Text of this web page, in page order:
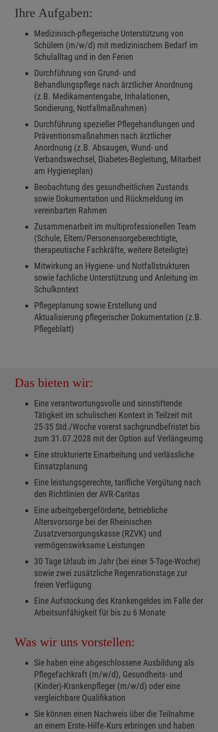
Ihre Aufgaben:
Medizinisch-pflegerische Unterstützung von
Schülern (m/w/d) mit medizinischem Bedarf im
Schulalltag und in den Ferien
Durchführung von Grund- und
Behandlungspflege nach ärztlicher Anordnung
(z.B. Medikamentengabe, Inhalationen,
Sondierung, Notfallmaßnahmen)
Durchführung spezieller Pflegehandlungen und
Präventionsmaßnahmen nach ärztlicher
Anordnung (z.B. Absaugen, Wund- und
Verbandswechsel, Diabetes-Begleitung, Mitarbeit
am Hygieneplan)
Beobachtung des gesundheitlichen Zustands
sowie Dokumentation und Rückmeldung im
vereinbarten Rahmen
Zusammenarbeit im multiprofessionellen Team
(Schule, Eltern/Personensorgeberechtigte,
therapeutische Fachkräfte, weitere Beteiligte)
Mitwirkung an Hygiene- und Notfallstrukturen
sowie fachliche Unterstützung und Anleitung im
Schulkontext
Pflegeplanung sowie Erstellung und
Aktualisierung pflegerischer Dokumentation (z.B.
Pflegeblatt)
Das bieten wir:
Eine verantwortungsvolle und sinnstiftende
Tätigkeit im schulischen Kontext in Teilzeit mit
25-35 Std./Woche vorerst sachgrundbefristet bis
zum 31.07.2028 mit der Option auf Verlängeurng
Eine strukturierte Einarbeitung und verlässliche
Einsatzplanung
Eine leistungsgerechte, tarifliche Vergütung nach
den Richtlinien der AVR-Caritas
Eine arbeitgebergeförderte, betriebliche
Altersvorsorge bei der Rheinischen
Zusatzversorgungskasse (RZVK) und
vermögenswirksame Leistungen
30 Tage Urlaub im Jahr (bei einer 5-Tage-Woche)
sowie zwei zusätzliche Regenrationstage zur
freien Verfügung
Eine Aufstockung des Krankengeldes im Falle der
Arbeitsunfähigkeit für bis zu 6 Monate
Was wir uns vorstellen:
Sie haben eine abgeschlossene Ausbildung als
Pflegefachkraft (m/w/d), Gesundheits- und
(Kinder)-Krankenpfleger (m/w/d) oder eine
vergleichbare Qualifikation
Sie können einen Nachweis über die Teilnahme
an einem Erste‑Hilfe‑Kurs erbringen und haben